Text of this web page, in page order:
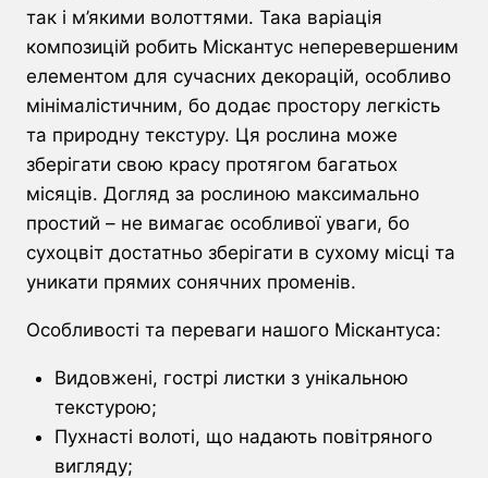
так і м’якими волоттями. Така варіація
композицій робить Міскантус неперевершеним
елементом для сучасних декорацій, особливо
мінімалістичним, бо додає простору легкість
та природну текстуру. Ця рослина може
зберігати свою красу протягом багатьох
місяців. Догляд за рослиною максимально
простий – не вимагає особливої уваги, бо
сухоцвіт достатньо зберігати в сухому місці та
уникати прямих сонячних променів.
Особливості та переваги нашого Міскантуса:
Видовжені, гострі листки з унікальною
текстурою;
Пухнасті волоті, що надають повітряного
вигляду;